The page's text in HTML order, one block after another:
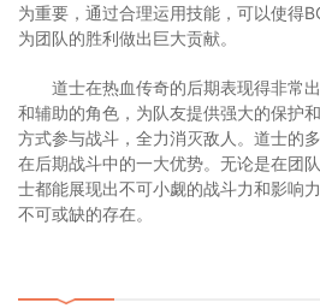
为重要，通过合理运用技能，可以使得
为团队的胜利做出巨大贡献。
道士在热血传奇的后期表现得非常
和辅助的角色，为队友提供强大的保护
方式参与战斗，全力消灭敌人。道士的
在后期战斗中的一大优势。无论是在团
士都能展现出不可小觑的战斗力和影响
不可或缺的存在。